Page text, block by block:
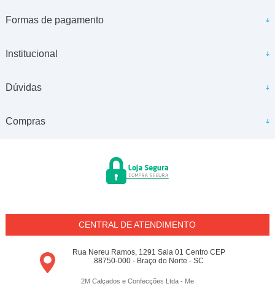
Formas de pagamento
Institucional
Dúvidas
Compras
CENTRAL DE ATENDIMENTO
Rua Nereu Ramos, 1291 Sala 01 Centro CEP
88750-000 - Braço do Norte - SC
2M Calçados e Confecções Ltda - Me